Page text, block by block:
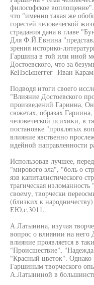
философское
что "именно такая же
горестей человеческой
страдания дана в главе
Для Ф.Й.Евнина
зрения историко-
Гаршина в той или иной
Достоевского, что за
КеНзсЬшеггег -Иван
Подводя итоги своего
"Влияние Достоевского
произведений Гариина,
сюжетах, образах
человеческой психики, в
постановке "проклятых
влияние явственно
идейной направленности
Использовав лучшее,
"мирового зла", "боль о
язв капиталистического
трагическая
своему, творчески
(близких к
ЕЮ,с,3011.
А.Латынина, изучая
вопрос о влиянии на него
влияние проявляется в
"Происшествие",
"Красный цветок". Однако
Гаршиным творческого
А.Латыниной в